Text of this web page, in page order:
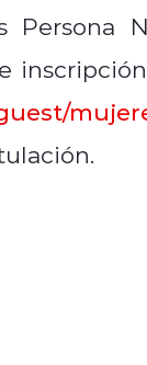
Persona